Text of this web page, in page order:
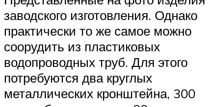
заводского изготовления. Однако
практически то же самое можно
соорудить из пластиковых
водопроводных труб. Для этого
потребуются два круглых
металлических кронштейна, 300